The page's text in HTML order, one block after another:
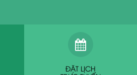
ĐẶT LỊCH